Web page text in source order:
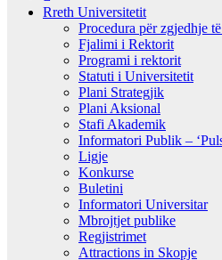
Rreth Universitetit
Procedura për zgjedhje
Fjalimi i Rektorit
Programi i rektorit
Statuti i Universitetit
Plani Strategjik
Plani Aksional
Stafi Akademik
Informatori Publik –
Ligje
Konkurse
Buletini
Informatori Universitar
Mbrojtjet publike
Regjistrimet
Attractions in Skopje